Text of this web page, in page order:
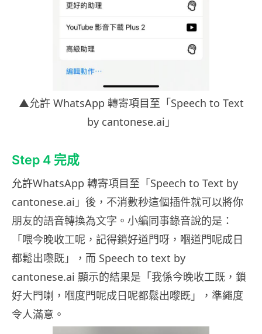
▲允許 WhatsApp 轉寄項目至「Speech to Text
by cantonese.ai」
Step 4 完成
允許WhatsApp 轉寄項目至「Speech to Text by
cantonese.ai」後，不消數秒這個插件就可以將你
朋友的語音轉換為文字。小編同事錄音說的是：
「喂今晚收工呢，記得鎖好道門呀，嗰道門呢成日
都鬆出嚟既」，而 Speech to text by
cantonese.ai 顯示的結果是「我係今晚收工既，鎖
好大門喇，嗰度門呢成日呢都鬆出嚟既」，準繩度
令人滿意。